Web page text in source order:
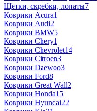
Щётки, скребки, лопаты7
Коврики Acura1
Коврики Audi2
Коврики BMW5
Коврики Chery1
Коврики Chevrolet14
Коврики Citroen3
Коврики Daewoo3
Коврики Ford8
Коврики Great Wall2
Коврики Honda15
Коврики Hyundai22